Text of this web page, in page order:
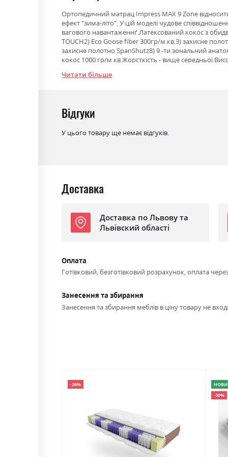
Ортопедичний матрац Impress МАХ 9 Zone
ефект "зима-літо". У цій моделі чудове
вагового навантаженнґ.Латексований кокос з
TOUCH2) Eco Goose fiber 300гр/м.кв.3) захисне
захисне полотно SpanShutz8) 9 -ти зональний
кокос 1000 гр/м.кв.Жорсткість - вище
Ефект зима/літо
Навантаження на одне
160
Читати більше
Відгуки
У цього товару ще немає відгуків.
Доставка
Доставка по Львову та
Львівский області
Оплата
Готівковий, безготівковий розрахунок, оплата
Занесення та збирання
Занесення та збирання меблів в ціну товару не
-26%
-30%